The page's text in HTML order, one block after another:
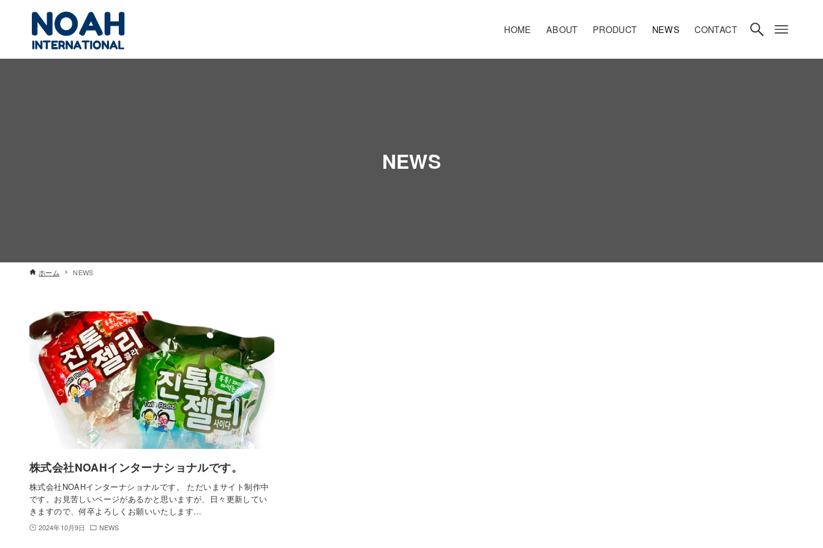
HOME ABOUT PRODUCT NEWS CONTACT
NEWS
ホーム NEWS
株式会社NOAHインターナショナルです。
株式会社NOAHインターナショナルです。 ただいまサイト制作中
です。お見苦しいページがあるかと思いますが、日々更新してい
きますので、何卒よろしくお願いいたします…
2024年10月9日 NEWS